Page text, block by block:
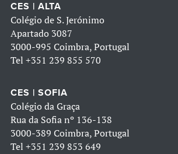
CES | ALTA
Colégio de S. Jerónimo
Apartado 3087
3000-995 Coimbra, Portugal
Tel +351 239 855 570
CES | SOFIA
Colégio da Graça
Rua da Sofia nº 136-138
3000-389 Coimbra, Portugal
Tel +351 239 853 649